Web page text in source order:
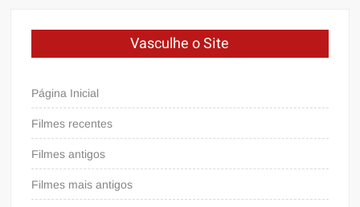
Vasculhe o Site
Página Inicial
Filmes recentes
Filmes antigos
Filmes mais antigos